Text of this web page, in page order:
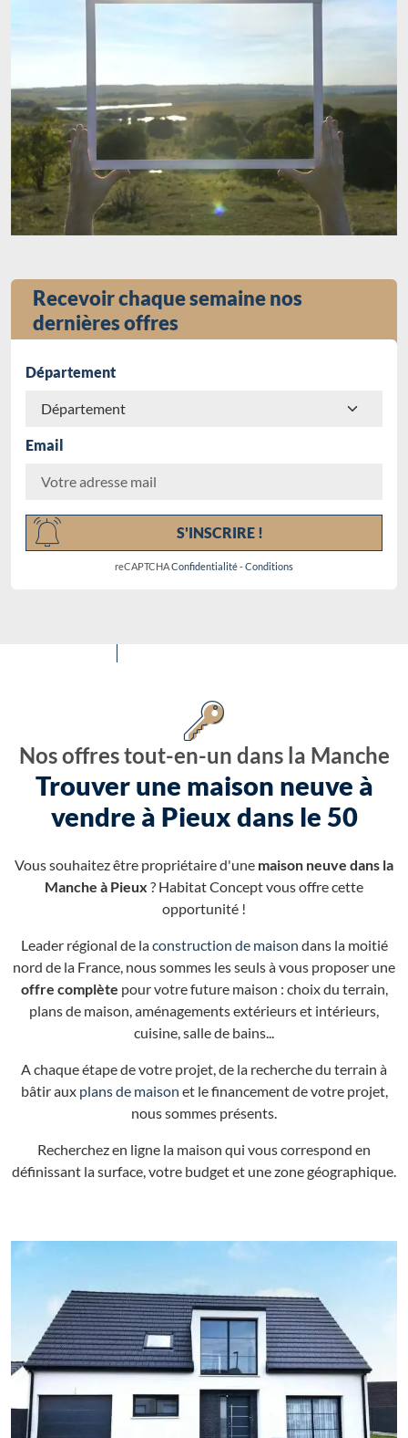
Recevoir chaque semaine nos
dernières offres
Département
Email
S'INSCRIRE !
reCAPTCHAConfidentialité-Conditions
Nos offres tout-en-un dans la Manche
Trouver une maison neuve à
vendre à Pieux dans le 50
Vous souhaitez être propriétaire d'une maison neuve dans la
Manche à Pieux ? Habitat Concept vous offre cette
opportunité !
Leader régional de laconstruction de maison dans la moitié
nord de la France, nous sommes les seuls à vous proposer une
offre complète pour votre future maison : choix du terrain,
plans de maison, aménagements extérieurs et intérieurs,
cuisine, salle de bains...
A chaque étape de votre projet, de la recherche du terrain à
bâtir aux plans de maison et le financement de votre projet,
nous sommes présents.
Recherchez en ligne la maison qui vous correspond en
définissant la surface, votre budget et une zone géographique.